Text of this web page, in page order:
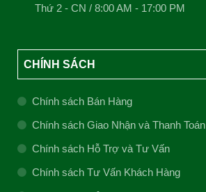
Thứ 2 - CN / 8:00 AM - 17:00 PM
CHÍNH SÁCH
Chính sách Bán Hàng
Chính sách Giao Nhận và Thanh Toán
Chính sách Hỗ Trợ và Tư Vấn
Chính sách Tư Vấn Khách Hàng